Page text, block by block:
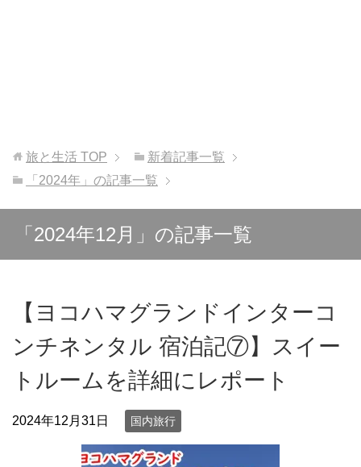
旅と生活 TOP
新着記事一覧
「2024年」の記事一覧
「2024年12月」の記事一覧
【ヨコハマグランドインターコ
ンチネンタル 宿泊記⑦】スイー
トルームを詳細にレポート
2024年12月31日 国内旅行